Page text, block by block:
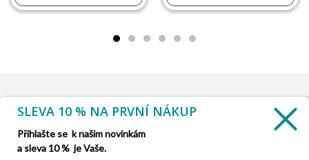
INFORMACE 
SLUŽBA ZÁKAZNÍKŮM
SLEVA 10 % NA PRVNÍ NÁKUP
Přihlašte se k našim novinkám
a sleva 10 % je Vaše.